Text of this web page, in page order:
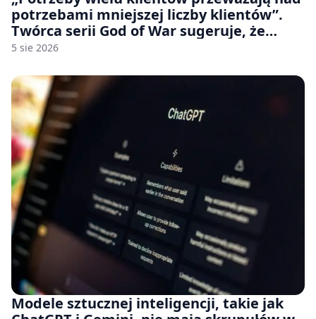
potrzebami mniejszej liczby klientów”.
Twórca serii God of War sugeruje, że
rozumie, dlaczego Sony rezygnuje z gier
5 sie 2026
Modele sztucznej inteligencji, takie jak